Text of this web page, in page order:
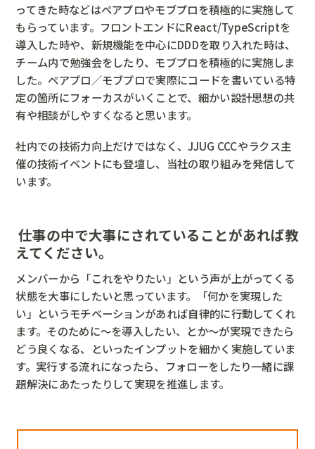
ってきた時などはペアプロやモブプロを積極的に実施して
もらっています。フロントエンドにReact/TypeScriptを
導入した時や、新規機能を中心にDDDを取り入れた時は、
チーム内で勉強会をしたり、モブプロを積極的に実施しま
した。ペアプロ／モブプロで実際にコードを書いている特
定の箇所にフォーカスがいくことで、細かい設計思想の共
有や相談がしやすくなると思います。
社内での技術力向上だけではなく、JJUG CCCやラクス主
催の技術イベントにも登壇し、当社の取り組みを発信して
います。
仕事の中で大事にされていることがあれば教
えてください。
メンバーから「これをやりたい」という声が上がってくる
状態を大事にしたいと思っています。「何かを実現した
い」というモチベーションがあれば自律的に行動してくれ
ます。そのために～を導入したい、とか～が実現できたら
どう良くなる、といったインプットを細かく実施していま
す。実行する流れになったら、フォローをしたり一緒に課
題解決にあたったりして実現を推進します。